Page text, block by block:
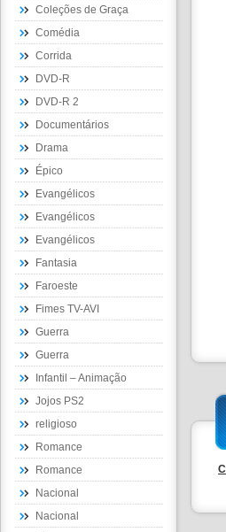
Coleções de Graça
Comédia
Corrida
DVD-R
DVD-R 2
Documentários
Drama
Épico
Evangélicos
Evangélicos
Evangélicos
Fantasia
Faroeste
Fimes TV-AVI
Guerra
Guerra
Infantil – Animação
Jojos PS2
religioso
Romance
Romance
Nacional
Nacional